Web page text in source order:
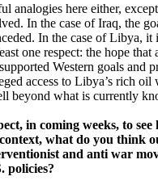
analogies here either,
In the case of Iraq, the
In the case of Libya, it
one respect: the hope that
Western goals and
access to Libya’s rich oil
beyond what is currently
in coming weeks, to see
what do you think
and anti war
policies?